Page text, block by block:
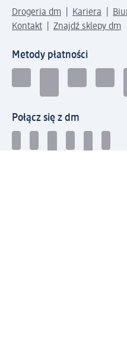
Drogeria dm Kariera
Kontakt
Znajdź sklepy dm
Metody płatności
Połącz się z dm